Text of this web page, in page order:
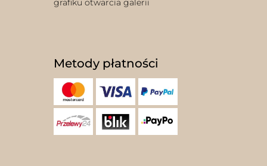
grafiku otwarcia galerii
Metody płatności